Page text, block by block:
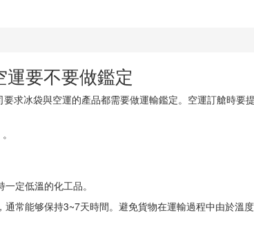
要不要做鑑定
求冰袋與空運的產品都需要做運輸鑑定。空運訂艙時要
定低溫的化工品。
常能够保持3~7天時間。避免貨物在運輸過程中由於溫